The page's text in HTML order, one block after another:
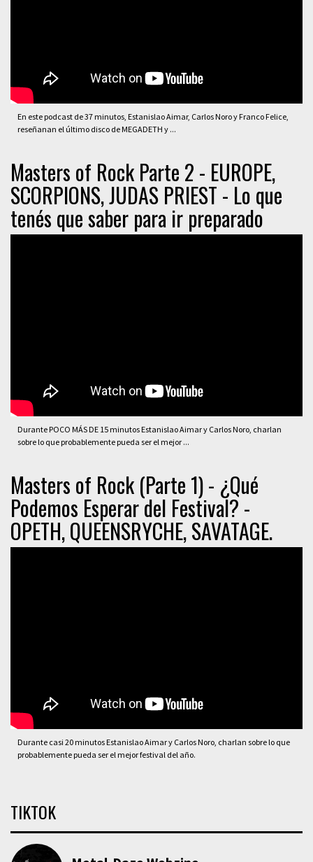
En este podcast de 37 minutos, Estanislao Aimar, Carlos Noro y Franco Felice,
reseñanan el último disco de MEGADETH y ...
Masters of Rock Parte 2 - EUROPE,
SCORPIONS, JUDAS PRIEST - Lo que
tenés que saber para ir preparado
Durante POCO MÁS DE 15 minutos Estanislao Aimar y Carlos Noro, charlan
sobre lo que probablemente pueda ser el mejor ...
Masters of Rock (Parte 1) - ¿Qué
Podemos Esperar del Festival? -
OPETH, QUEENSRYCHE, SAVATAGE.
Durante casi 20 minutos Estanislao Aimar y Carlos Noro, charlan sobre lo que
probablemente pueda ser el mejor festival del año.
TIKTOK